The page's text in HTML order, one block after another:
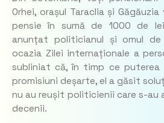
Orhei, orașul Taraclia și
pensie în sumă de 1000 de
anunțat politicianul și omul
ocazia Zilei internaționale a
subliniat că, în timp ce puterea
promisiuni deșarte, el a găsit
nu au reușit politicienii care s-au
decenii.